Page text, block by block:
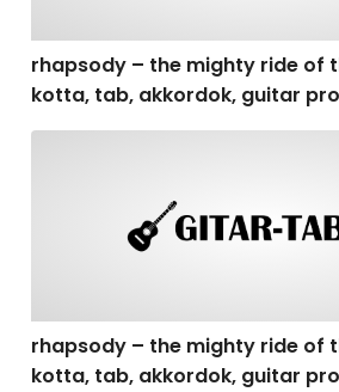
rhapsody – the mighty ride of
kotta, tab, akkordok, guitar
rhapsody – the mighty ride of
kotta, tab, akkordok, guitar